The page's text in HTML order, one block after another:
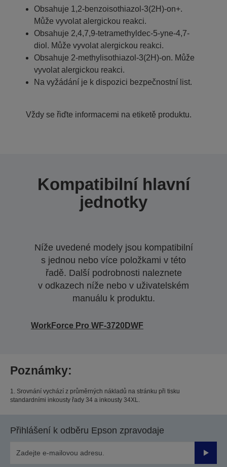
Obsahuje 1,2-benzoisothiazol-3(2H)-on+.
Může vyvolat alergickou reakci.
Obsahuje 2,4,7,9-tetramethyldec-5-yne-4,7-
diol. Může vyvolat alergickou reakci.
Obsahuje 2-methylisothiazol-3(2H)-on. Může
vyvolat alergickou reakci.
Na vyžádání je k dispozici bezpečnostní list.
Vždy se řiďte informacemi na etiketě produktu.
Kompatibilní hlavní
jednotky
Níže uvedené modely jsou kompatibilní
s jednou nebo více položkami v této
řadě. Další podrobnosti naleznete
v odkazech níže nebo v uživatelském
manuálu k produktu.
WorkForce Pro WF-3720DWF
Poznámky:
1. Srovnání vychází z průměrných nákladů na stránku při tisku
standardními inkousty řady 34 a inkousty 34XL.
Přihlášení k odběru Epson zpravodaje